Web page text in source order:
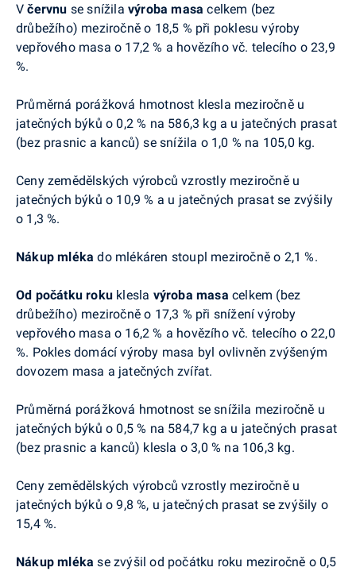
Včervnu se snížilavýroba masa celkem (bez
drůbežího) meziročněo 18,5 % při poklesu výroby
vepřového masa o 17,2 % a hovězího vč. telecího o 23,9
%.
Průměrná porážková hmotnost klesla meziročně u
jatečných býků o 0,2 % na 586,3 kg a u jatečných prasat
(bez prasnic a kanců) se snížila o 1,0 % na 105,0 kg.
Ceny zemědělských výrobců vzrostly meziročně u
jatečných býků o 10,9 % a u jatečných prasat se zvýšily
o 1,3 %.
Nákup mléka do mlékáren stoupl meziročně o 2,1 %.
Od počátku roku klesla výroba masacelkem (bez
drůbežího) meziročně o 17,3 % při snížení výroby
vepřového masa o 16,2 % a hovězího vč. telecího o 22,0
%. Pokles domácí výroby masa byl ovlivněn zvýšeným
dovozem masa a jatečných zvířat.
Průměrná porážková hmotnost se snížila meziročně u
jatečných býků o 0,5 % na 584,7 kg a u jatečných prasat
(bez prasnic a kanců) klesla o 3,0 % na 106,3 kg.
Ceny zemědělských výrobců vzrostly meziročně u
jatečných býků o 9,8 %, u jatečných prasat se zvýšily o
15,4 %.
Nákup mléka se zvýšil od počátku roku meziročně o 0,5